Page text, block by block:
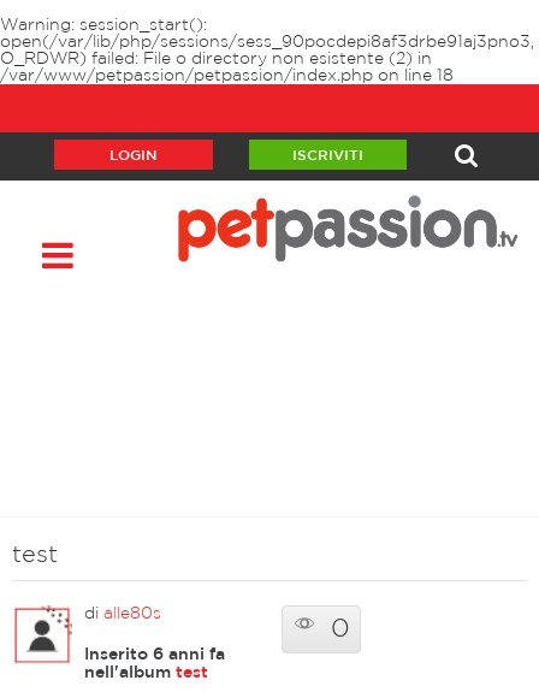
Warning: session_start():
open(/var/lib/php/sessions/sess_90pocdepi8af3drbe91aj3pno3,
O_RDWR) failed: File o directory non esistente (2) in
/var/www/petpassion/petpassion/index.php on line 18
LOGIN ISCRIVITI
test
di alle80s
Inserito 6 anni fa
nell'album test
0